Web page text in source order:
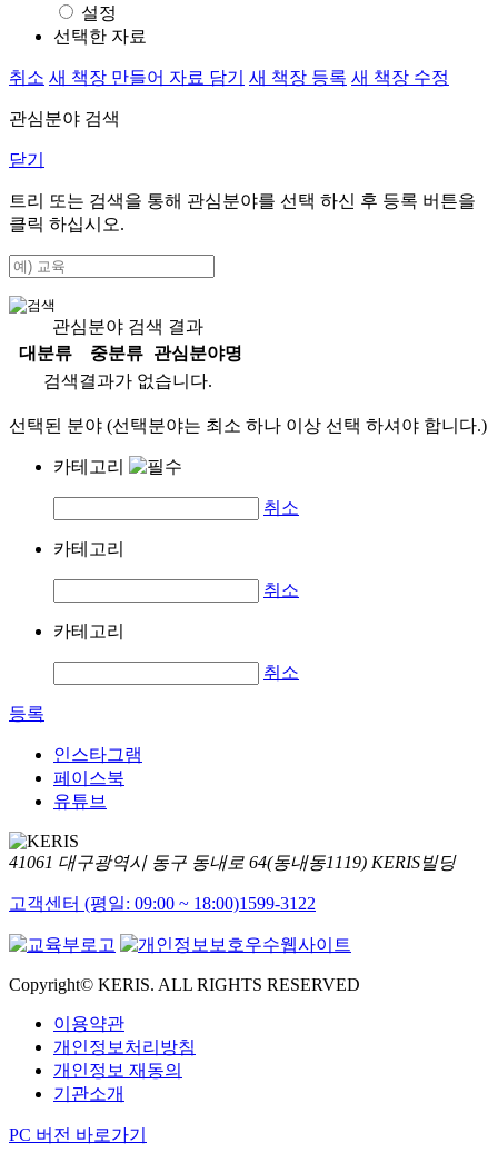
설정
선택한 자료
취소 새 책장 만들어 자료 담기 새 책장 등록 새 책장 수정
관심분야 검색
닫기
트리 또는 검색을 통해 관심분야를 선택 하신 후 등록 버튼을
클릭 하십시오.
관심분야 검색 결과
대분류
중분류
관심분야명
검색결과가 없습니다.
선택된 분야 (선택분야는 최소 하나 이상 선택 하셔야 합니다.)
카테고리
취소
카테고리
취소
카테고리
취소
등록
인스타그램
페이스북
유튜브
41061 대구광역시 동구 동내로 64(동내동1119) KERIS빌딩
고객센터 (평일: 09:00 ~ 18:00)1599-3122
Copyright© KERIS. ALL RIGHTS RESERVED
이용약관
개인정보처리방침
개인정보 재동의
기관소개
PC 버전 바로가기